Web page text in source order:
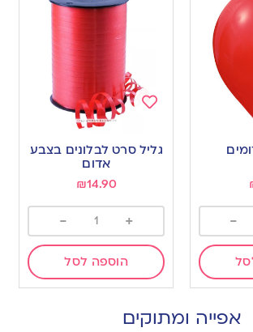
-
to
גליל סרט לבלונים בצבע
אדום
₪14.90
+
-
הוספה לסל
אפייה ומתוקים